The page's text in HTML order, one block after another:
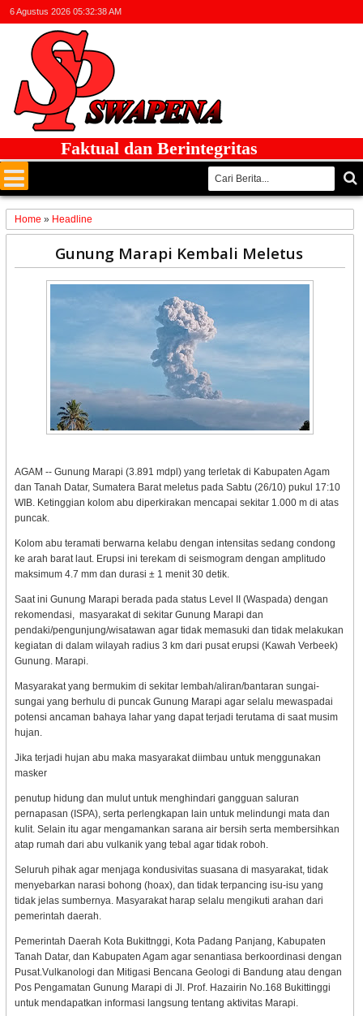
6 Agustus 2026 05:32:38 AM
Faktual dan Berintegritas
Home » Headline
Gunung Marapi Kembali Meletus
AGAM -- Gunung Marapi (3.891 mdpl) yang terletak di Kabupaten Agam
dan Tanah Datar, Sumatera Barat meletus pada Sabtu (26/10) pukul 17:10
WIB. Ketinggian kolom abu diperkirakan mencapai sekitar 1.000 m di atas
puncak.
Kolom abu teramati berwarna kelabu dengan intensitas sedang condong
ke arah barat laut. Erupsi ini terekam di seismogram dengan amplitudo
maksimum 4.7 mm dan durasi ± 1 menit 30 detik.
Saat ini Gunung Marapi berada pada status Level II (Waspada) dengan
rekomendasi, masyarakat di sekitar Gunung Marapi dan
pendaki/pengunjung/wisatawan agar tidak memasuki dan tidak melakukan
kegiatan di dalam wilayah radius 3 km dari pusat erupsi (Kawah Verbeek)
Gunung. Marapi.
Masyarakat yang bermukim di sekitar lembah/aliran/bantaran sungai-
sungai yang berhulu di puncak Gunung Marapi agar selalu mewaspadai
potensi ancaman bahaya lahar yang dapat terjadi terutama di saat musim
hujan.
Jika terjadi hujan abu maka masyarakat diimbau untuk menggunakan
masker
penutup hidung dan mulut untuk menghindari gangguan saluran
pernapasan (ISPA), serta perlengkapan lain untuk melindungi mata dan
kulit. Selain itu agar mengamankan sarana air bersih serta membersihkan
atap rumah dari abu vulkanik yang tebal agar tidak roboh.
Seluruh pihak agar menjaga kondusivitas suasana di masyarakat, tidak
menyebarkan narasi bohong (hoax), dan tidak terpancing isu-isu yang
tidak jelas sumbernya. Masyarakat harap selalu mengikuti arahan dari
pemerintah daerah.
Pemerintah Daerah Kota Bukittnggi, Kota Padang Panjang, Kabupaten
Tanah Datar, dan Kabupaten Agam agar senantiasa berkoordinasi dengan
Pusat.Vulkanologi dan Mitigasi Bencana Geologi di Bandung atau dengan
Pos Pengamatan Gunung Marapi di Jl. Prof. Hazairin No.168 Bukittinggi
untuk mendapatkan informasi langsung tentang aktivitas Marapi.